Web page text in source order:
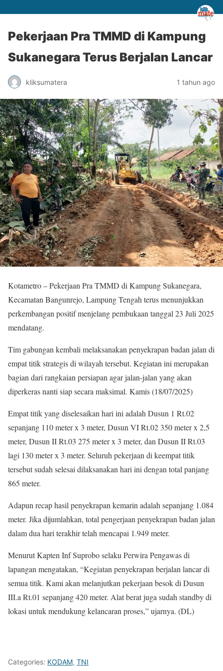
Pekerjaan Pra TMMD di Kampung
Sukanegara Terus Berjalan Lancar
kliksumatera 1 tahun ago
Kotametro – Pekerjaan Pra TMMD di Kampung Sukanegara,
Kecamatan Bangunrejo, Lampung Tengah terus menunjukkan
perkembangan positif menjelang pembukaan tanggal 23 Juli 2025
mendatang.
Tim gabungan kembali melaksanakan penyekrapan badan jalan di
empat titik strategis di wilayah tersebut. Kegiatan ini merupakan
bagian dari rangkaian persiapan agar jalan-jalan yang akan
diperkeras nanti siap secara maksimal. Kamis (18/07/2025)
Empat titik yang diselesaikan hari ini adalah Dusun 1 Rt.02
sepanjang 110 meter x 3 meter, Dusun VI Rt.02 350 meter x 2,5
meter, Dusun II Rt.03 275 meter x 3 meter, dan Dusun II Rt.03
lagi 130 meter x 3 meter. Seluruh pekerjaan di keempat titik
tersebut sudah selesai dilaksanakan hari ini dengan total panjang
865 meter.
Adapun recap hasil penyekrapan kemarin adalah sepanjang 1.084
meter. Jika dijumlahkan, total pengerjaan penyekrapan badan jalan
dalam dua hari terakhir telah mencapai 1.949 meter.
Menurut Kapten Inf Suprobo selaku Perwira Pengawas di
lapangan mengatakan, “Kegiatan penyekrapan berjalan lancar di
semua titik. Kami akan melanjutkan pekerjaan besok di Dusun
III.a Rt.01 sepanjang 420 meter. Alat berat juga sudah standby di
lokasi untuk mendukung kelancaran proses,” ujarnya. (DL)
Categories: KODAM, TNI